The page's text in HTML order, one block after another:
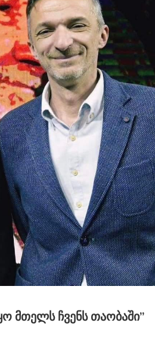
Მთელს Ჩვენს Თაობაში”